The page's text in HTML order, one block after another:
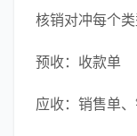
核销对冲每个
预收：收款单
应收：销售单